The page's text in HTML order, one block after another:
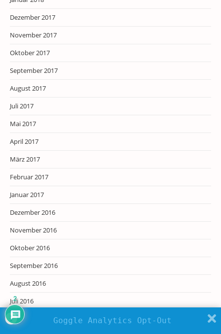
Dezember 2017
November 2017
Oktober 2017
September 2017
August 2017
Juli 2017
Mai 2017
April 2017
März 2017
Februar 2017
Januar 2017
Dezember 2016
November 2016
Oktober 2016
September 2016
August 2016
Juli 2016
Juni 2016
Goggle Analytics Opt-Out
2